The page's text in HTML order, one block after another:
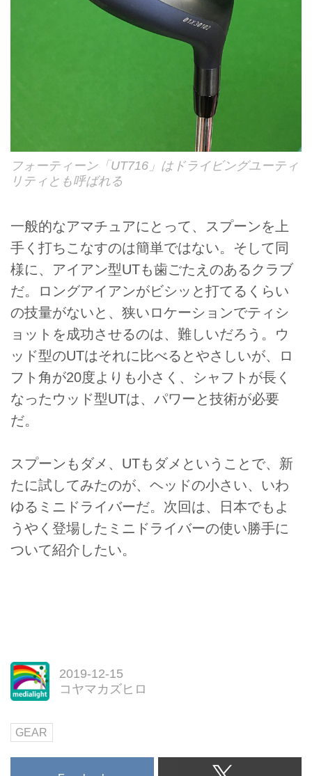
フォーティーン「UT716」はドライビングユーティ
リティとも呼ばれる
一般的なアマチュアにとって、スプーンを上
手く打ちこなすのは簡単ではない。そして同
様に、アイアン型UTも歯ごたえのあるクラブ
だ。ロングアイアンがビシッと打てるくらい
の技量がないと、狭いロケーションでティシ
ョットを成功させるのは、難しいだろう。ウ
ッド型のUTはそれに比べるとやさしいが、ロ
フト角が20度よりも小さく、シャフトが長く
なったウッド型UTは、パワーと技術が必要
だ。
スプーンもダメ、UTもダメということで、新
たに試してみたのが、ヘッドの小さい、いわ
ゆるミニドライバーだ。次回は、日本でもよ
うやく登場したミニドライバーの使い勝手に
ついて紹介したい。
2019-12-15
コヤマカズヒロ
GEAR